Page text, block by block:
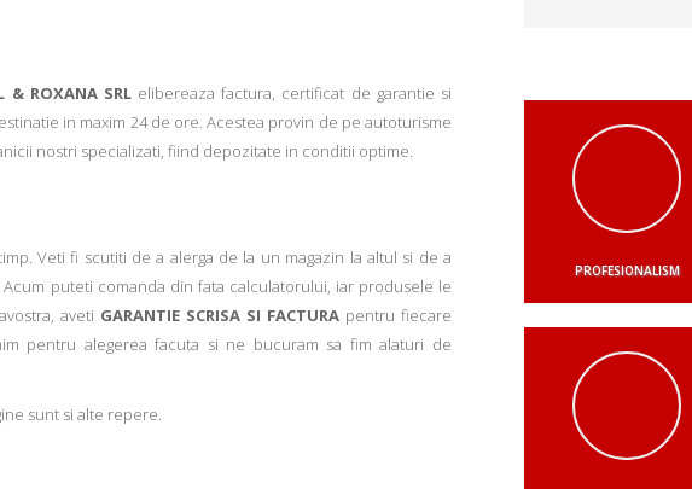
& ROXANA SRLelibereaza factura, certificat de garantie si
in maxim 24 de ore. Acestea provin de pe autoturisme
nostri specializati, fiind depozitate in conditii optime.
Veti fi scutiti de a alerga de la un magazin la altul si de a
puteti comanda din fata calculatorului, iar produsele le
aveti GARANTIE SCRISA SI FACTURA pentru fiecare
pentru alegerea facuta si ne bucuram sa fim alaturi de
sunt si alte repere.
PROFESIONALISM